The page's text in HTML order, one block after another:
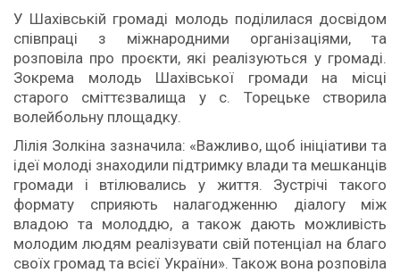
У Шахівській громаді молодь поділилася досвідом
співпраці з міжнародними організаціями, та
розповіла про проєкти, які реалізуються у громаді.
Зокрема молодь Шахівської громади на місці
старого сміттєзвалища у с. Торецьке створила
волейбольну площадку.
Лілія Золкіна зазначила: «Важливо, щоб ініціативи та
ідеї молоді знаходили підтримку влади та мешканців
громади і втілювались у життя. Зустрічі такого
формату сприяють налагодженню діалогу між
владою та молоддю, а також дають можливість
молодим людям реалізувати свій потенціал на благо
своїх громад та всієї України». Також вона розповіла